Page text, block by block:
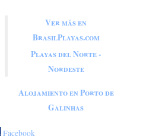
Ver más en
BrasilPlayas.com
Playas del Norte -
Nordeste
Alojamiento en Porto de
Galinhas
Facebook